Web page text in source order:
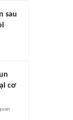
sau
cơ